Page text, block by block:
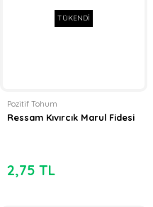
TÜKENDİ
Pozitif Tohum
Ressam Kıvırcık Marul Fidesi
2,75 TL